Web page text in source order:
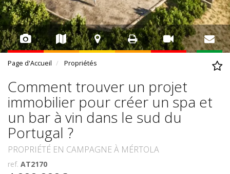
Page d'Accueil Propriétés
Comment trouver un projet
immobilier pour créer un spa et
un bar à vin dans le sud du
Portugal ?
PROPRIÉTÉ EN CAMPAGNE À MÉRTOLA
ref. AT2170